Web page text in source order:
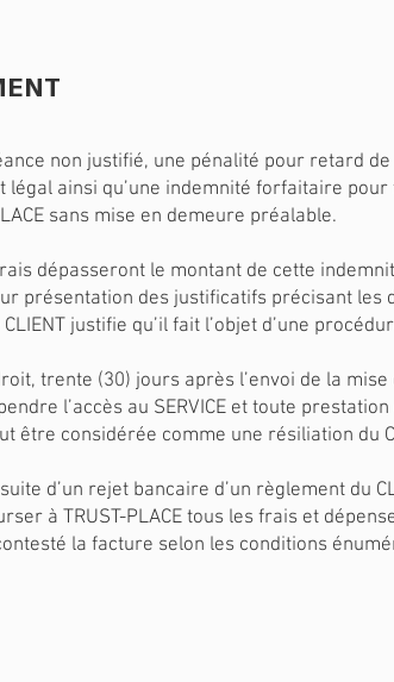
non justifié, une pénalité pour retard
légal ainsi qu’une indemnité forfaitaire
sans mise en demeure préalable.
dépasseront le montant de cette
présentation des justificatifs précisant les
justifie qu’il fait l’objet d’une
trente (30) jours après l’envoi de la
l’accès au SERVICE et toute
être considérée comme une résiliation du
d’un rejet bancaire d’un règlement du
à TRUST-PLACE tous les frais et
la facture selon les conditions